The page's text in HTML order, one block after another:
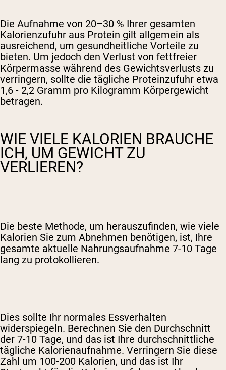
Die Aufnahme von 20–30 % Ihrer gesamten
Kalorienzufuhr aus Protein gilt allgemein als
ausreichend, um gesundheitliche Vorteile zu
bieten. Um jedoch den Verlust von fettfreier
Körpermasse während des Gewichtsverlusts zu
verringern, sollte die tägliche Proteinzufuhr etwa
1,6 - 2,2 Gramm pro Kilogramm Körpergewicht
betragen.
WIE VIELE KALORIEN BRAUCHE
ICH, UM GEWICHT ZU
VERLIEREN?
Die beste Methode, um herauszufinden, wie viele
Kalorien Sie zum Abnehmen benötigen, ist, Ihre
gesamte aktuelle Nahrungsaufnahme 7-10 Tage
lang zu protokollieren.
Dies sollte Ihr normales Essverhalten
widerspiegeln. Berechnen Sie den Durchschnitt
der 7-10 Tage, und das ist Ihre durchschnittliche
tägliche Kalorienaufnahme. Verringern Sie diese
Zahl um 100-200 Kalorien, und das ist Ihr